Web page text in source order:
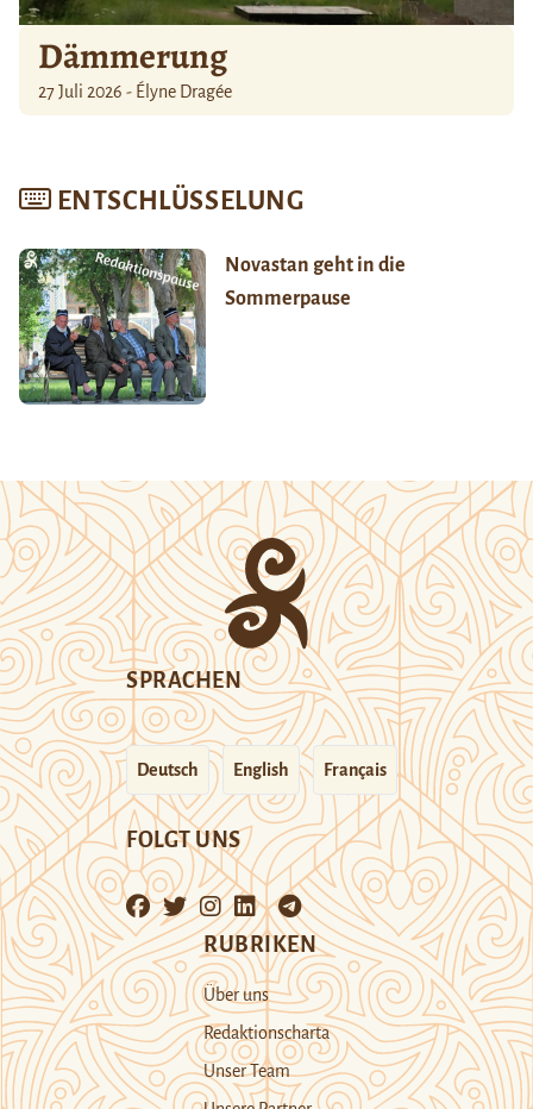
Dämmerung
27 Juli 2026 - Élyne Dragée
ENTSCHLÜSSELUNG
Novastan geht in die
Sommerpause
SPRACHEN
Deutsch English Français
FOLGT UNS
RUBRIKEN
Über uns
Redaktionscharta
Unser Team